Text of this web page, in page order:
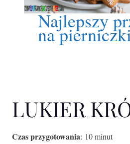
Najlepszy
na
LUKIER
Czas przygotowania: 10 minut